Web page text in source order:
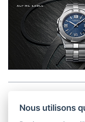
Nous utilisons